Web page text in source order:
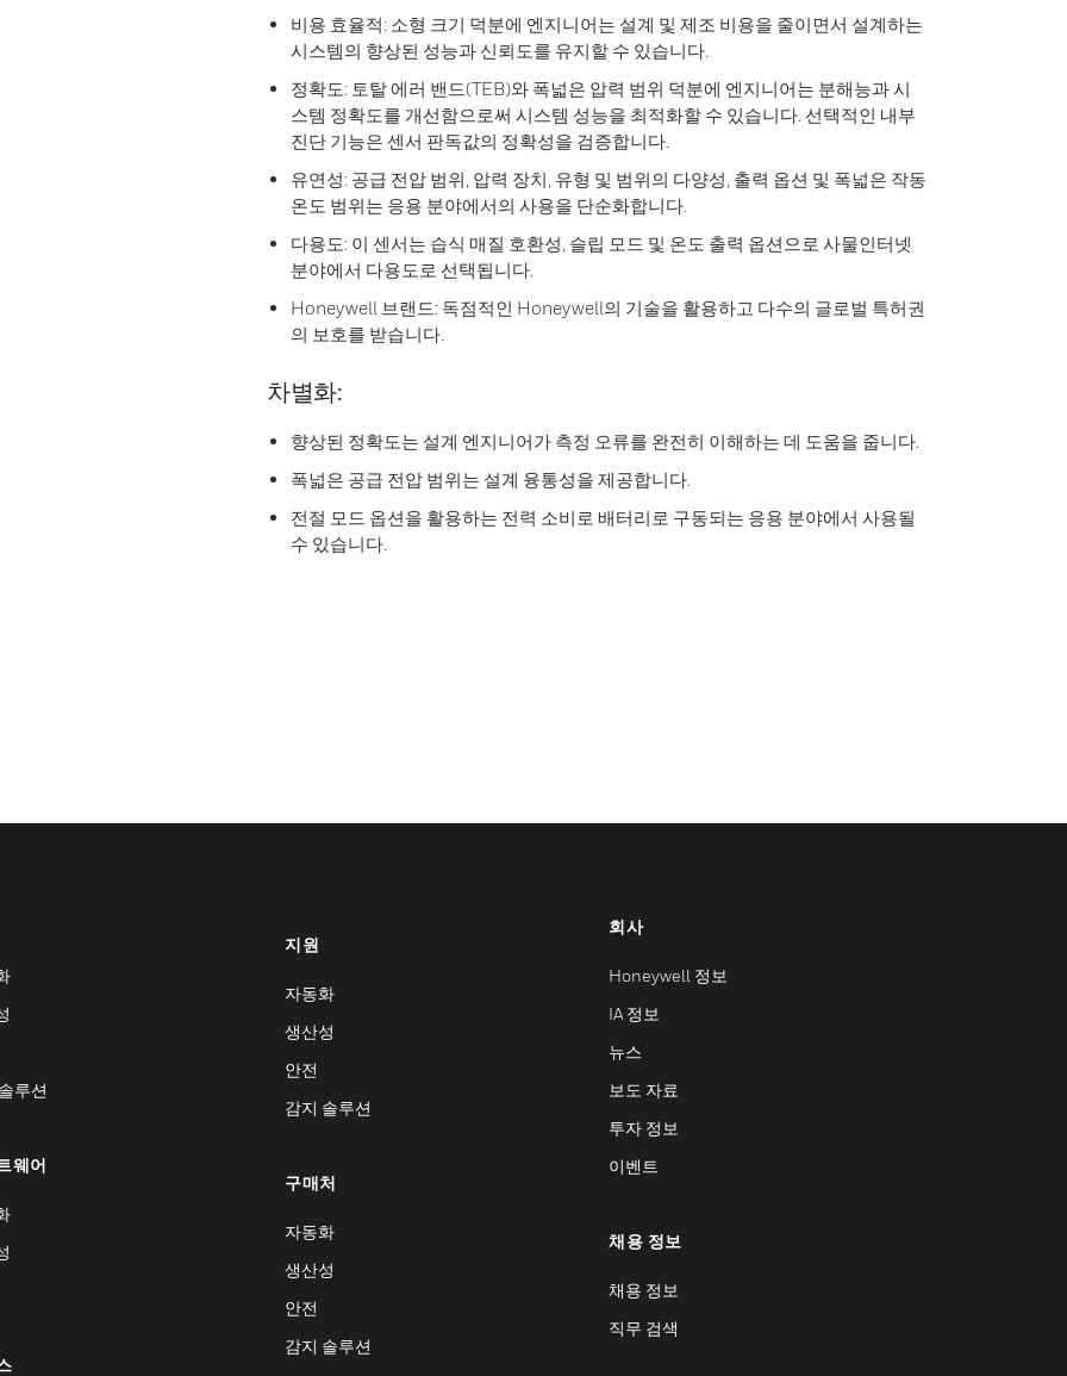
비용 효율적: 소형 크기 덕분에 엔지니어는 설계 및 제조 비용을 줄이면서 설계하는
시스템의 향상된 성능과 신뢰도를 유지할 수 있습니다.
정확도: 토탈 에러 밴드(TEB)와 폭넓은 압력 범위 덕분에 엔지니어는 분해능과 시
스템 정확도를 개선함으로써 시스템 성능을 최적화할 수 있습니다. 선택적인 내부
진단 기능은 센서 판독값의 정확성을 검증합니다.
유연성: 공급 전압 범위, 압력 장치, 유형 및 범위의 다양성, 출력 옵션 및 폭넓은 작동
온도 범위는 응용 분야에서의 사용을 단순화합니다.
다용도: 이 센서는 습식 매질 호환성, 슬립 모드 및 온도 출력 옵션으로 사물인터넷
분야에서 다용도로 선택됩니다.
Honeywell 브랜드: 독점적인 Honeywell의 기술을 활용하고 다수의 글로벌 특허권
의 보호를 받습니다.
차별화:
향상된 정확도는 설계 엔지니어가 측정 오류를 완전히 이해하는 데 도움을 줍니다.
폭넓은 공급 전압 범위는 설계 융통성을 제공합니다.
전절 모드 옵션을 활용하는 전력 소비로 배터리로 구동되는 응용 분야에서 사용될
수 있습니다.
루션
웨어
지원
자동화
생산성
안전
감지 솔루션
구매처
자동화
생산성
안전
감지 솔루션
회사
Honeywell 정보
IA 정보
뉴스
보도 자료
투자 정보
이벤트
채용 정보
채용 정보
직무 검색